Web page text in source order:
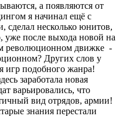
а появляются от
я начинал ещё с
сделал несколько юнитов,
уже после выхода новой на
революционном движке -
Других слов у
игр подобного жанра!
заработала новая
варьировались, что
вид отрядов, армии!
знания перестали